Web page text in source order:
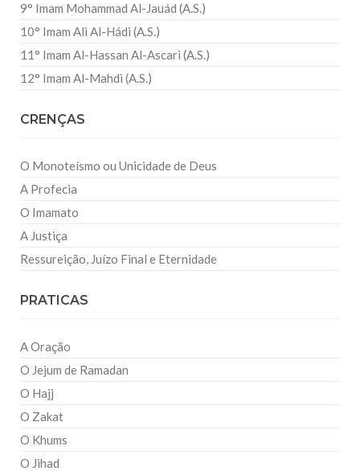
9° Imam Mohammad Al-Jauád (A.S.)
10° Imam Ali Al-Hádi (A.S.)
11° Imam Al-Hassan Al-Ascari (A.S.)
12° Imam Al-Mahdi (A.S.)
CRENÇAS
O Monoteísmo ou Unicidade de Deus
A Profecia
O Imamato
A Justiça
Ressureição, Juízo Final e Eternidade
PRATICAS
A Oração
O Jejum de Ramadan
O Hajj
O Zakat
O Khums
O Jihad